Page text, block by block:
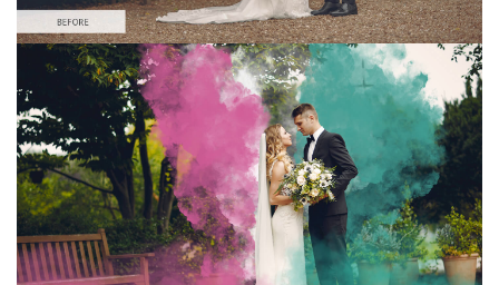
Please select
Free PNG Overlay #2
Small 800*533px
Smoke Bomb
(110 Overlays)
Large 6000*4000px
4 Seasons (411 Overlays)